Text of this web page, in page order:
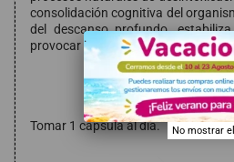
consolidación cognitiva del
del descanso profundo,
provocar efectos sedantes ni
Modo de
Tomar 1 cápsula al día.
.
No mostrar